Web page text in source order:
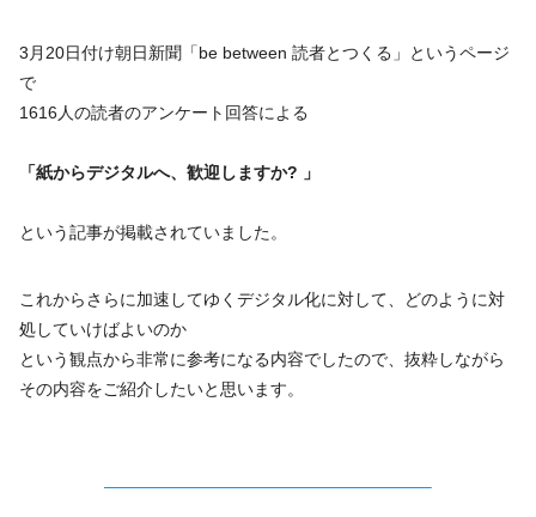
3月20日付け朝日新聞「be between 読者とつくる」というページ
で
1616人の読者のアンケート回答による
「紙からデジタルへ、歓迎しますか? 」
という記事が掲載されていました。
これからさらに加速してゆくデジタル化に対して、どのように対
処していけばよいのか
という観点から非常に参考になる内容でしたので、抜粋しながら
その内容をご紹介したいと思います。
———————————————————–